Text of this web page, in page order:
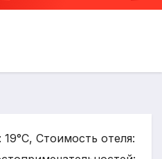
Стоимость отеля: